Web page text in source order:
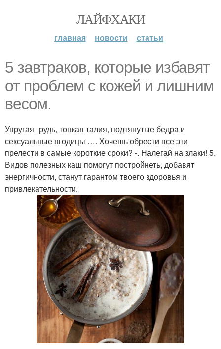
ЛАЙФХАКИ
главная новости статьи
5 завтраков, которые избавят
от проблем с кожей и лишним
весом.
Упругая грудь, тонкая талия, подтянутые бедра и
сексуальные ягодицы …. Хочешь обрести все эти
прелести в самые короткие сроки? -. Налегай на злаки! 5.
Видов полезных каш помогут постройнеть, добавят
энергичности, станут гарантом твоего здоровья и
привлекательности.